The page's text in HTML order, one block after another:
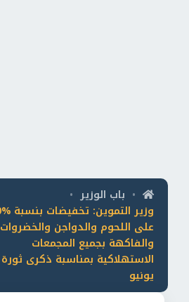
• باب الوزير •
على اللحوم والدواجن والخضروات
والفاكهة بجميع المجمعات
يونيو